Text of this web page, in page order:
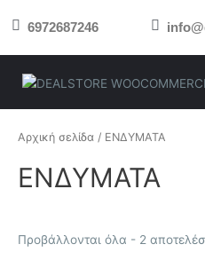
στο 6972687246
Αρχική σελίδα / ΕΝΔΥΜΑΤΑ
ΕΝΔΥΜΑΤΑ
Προβάλλονται όλα - 2